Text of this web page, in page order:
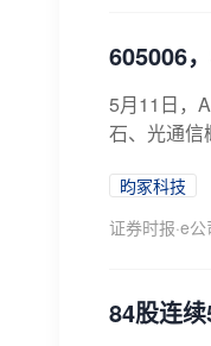
605006
5月11日，
石、光通信
昀冢科技
证券时报·e公
84股连